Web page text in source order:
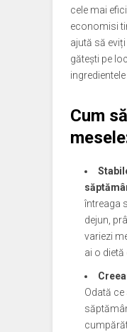
cele mai
economisi
ajută să
gătești pe
Cum
întreaga
dejun,
variezi
ai o dietă
Odată ce